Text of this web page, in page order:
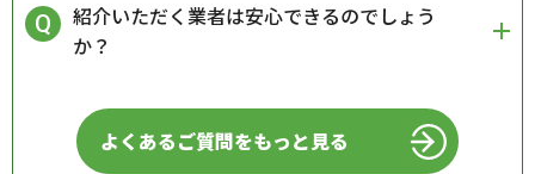
紹介いただく業者は安心できるのでしょう
か？
よくあるご質問をもっと見る